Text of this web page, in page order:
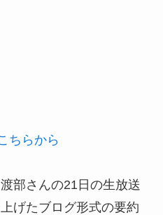
ちらから
部さんの21日の生放送
げたブログ形式の要約